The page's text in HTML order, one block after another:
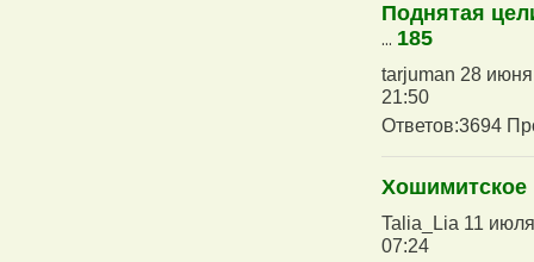
Поднятая
... 185
tarjuman 28
21:50
Ответов:3694
Хошимитское
Talia_Lia 11
07:24